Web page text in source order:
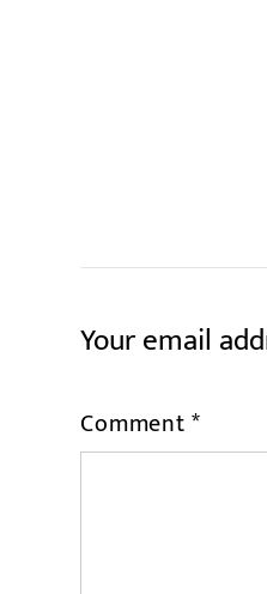
Your email
Comment*